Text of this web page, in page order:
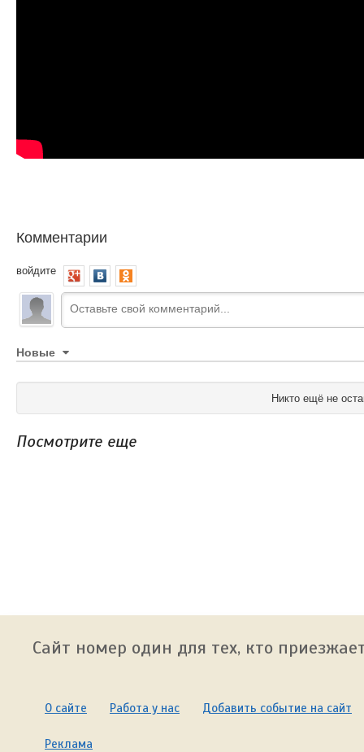
Комментарии
войдите
Новые
Никто ещё не
Посмотрите еще
Сайт номер один для тех, кто
О сайте Работа у нас Добавить событие на сайт
Реклама